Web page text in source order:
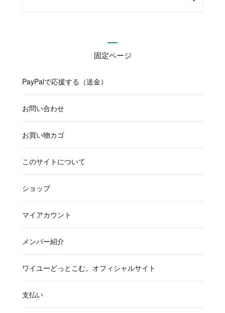
固定ページ
PayPalで応援する（送金）
お問い合わせ
お買い物カゴ
このサイトについて
ショップ
マイアカウント
メンバー紹介
ワイユーどっとこむ。オフィシャルサイト
支払い